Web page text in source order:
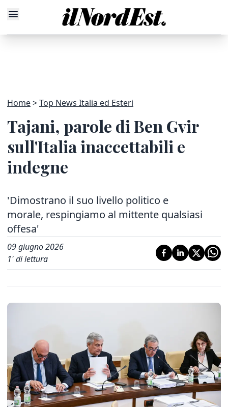
Home Top News Italia ed Esteri
Tajani, parole di Ben Gvir
sull'Italia inaccettabili e
indegne
'Dimostrano il suo livello politico e
morale, respingiamo al mittente qualsiasi
offesa'
09 giugno 2026
1' di lettura